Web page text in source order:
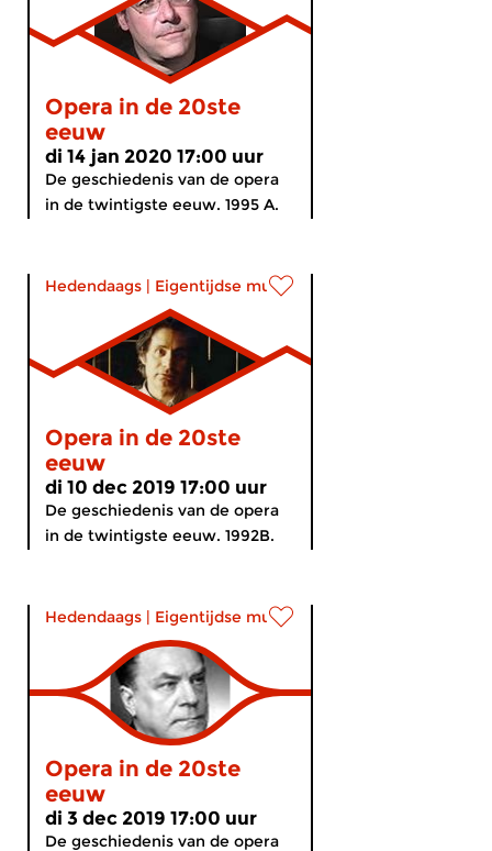
Opera in de 20ste
eeuw
di 14 jan 2020 17:00 uur
De geschiedenis van de opera
in de twintigste eeuw. 1995 A.
Hedendaags | Eigentijdse muziek
Opera in de 20ste
eeuw
di 10 dec 2019 17:00 uur
De geschiedenis van de opera
in de twintigste eeuw. 1992B.
Hedendaags | Eigentijdse muziek
Opera in de 20ste
eeuw
di 3 dec 2019 17:00 uur
De geschiedenis van de opera